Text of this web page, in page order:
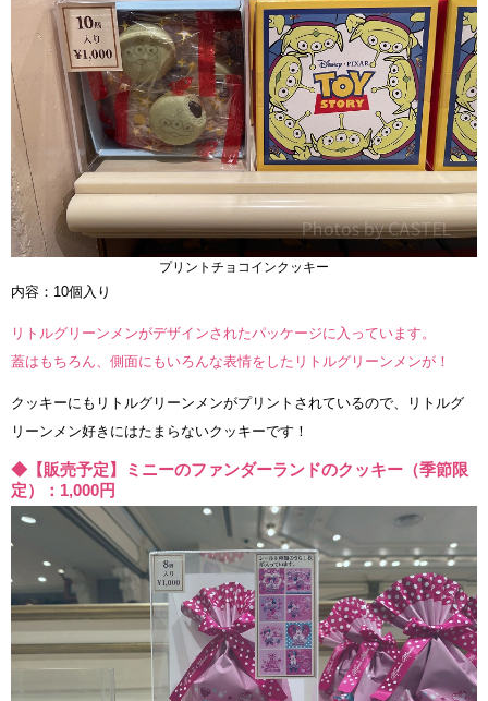
プリントチョコインクッキー
内容：10個入り
リトルグリーンメンがデザインされたパッケージに入っています。
蓋はもちろん、側面にもいろんな表情をしたリトルグリーンメンが！
クッキーにもリトルグリーンメンがプリントされているので、リトルグ
リーンメン好きにはたまらないクッキーです！
◆【販売予定】ミニーのファンダーランドのクッキー（季節限
定）：1,000円